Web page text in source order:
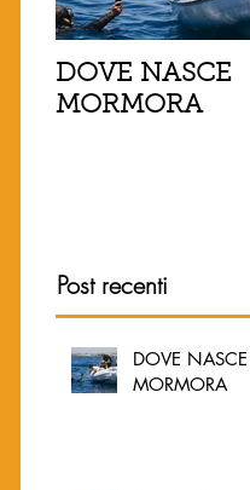
DOVE NASCE
MORMORA
Post recenti
DOVE NASCE
MORMORA